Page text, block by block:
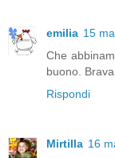
emilia 15
Che
buono.
Rispondi
Mirtilla 16